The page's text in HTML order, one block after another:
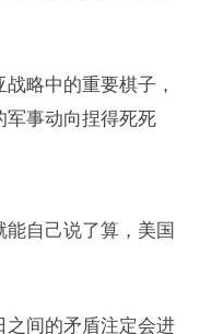
略中的重要棋子，
军事动向捏得死死
自己说了算，美国
之间的矛盾注定会进